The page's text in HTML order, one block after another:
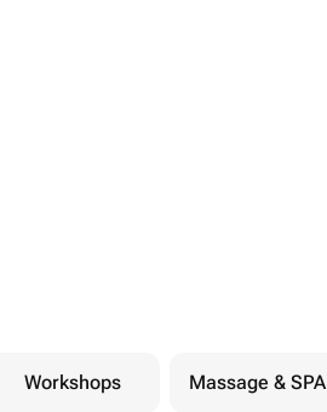
Workshops Massage & SPA